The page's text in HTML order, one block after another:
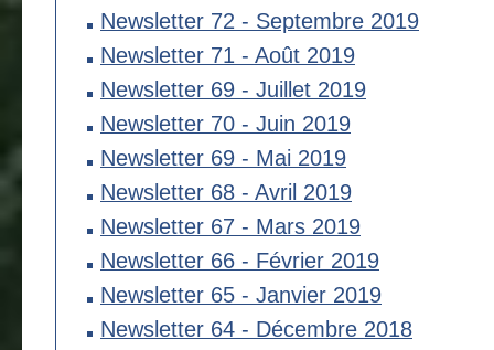
Newsletter 72 - Septembre 2019
Newsletter 71 - Août 2019
Newsletter 69 - Juillet 2019
Newsletter 70 - Juin 2019
Newsletter 69 - Mai 2019
Newsletter 68 - Avril 2019
Newsletter 67 - Mars 2019
Newsletter 66 - Février 2019
Newsletter 65 - Janvier 2019
Newsletter 64 - Décembre 2018